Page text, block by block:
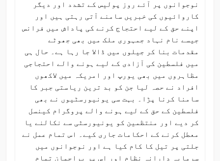
نوجوانوں پر آئے روز پولیس کے تشدد اور دیگر
کاروائیوں کی خبریں سامنے آتی رہتی ہیں اور
اپنے حق کے لیے احتجاج کرنے کی پاداش میں فرانس
جیسے نام نہاد جمہوری ملک میں بھی جھوٹے
مقدمات بنا کر جیلوں میں ڈالا جا رہا ہے۔ حال ہی
میں فلسطین کی آزادی کے لیے ہونے والے احتجاجی
مظاہروں میں بھی یورپ اور امریکہ میں لاکھوں
افراد نے حصہ لیا جن کو بد ترین ریاستی جبر کا
سامنا کرنا پڑا۔ بہت سی یونیورسٹیوں نے بھی
فلسطین کے حق کے لیے ہونے والے پروگرام کینسل
کر دیے اور منتظمین کو یونیورسٹی سے نکالنے یا
معطل کرنے کے احکامات جاری کیے۔ اس تمام عمل نے
جلتی پر تیل کا کام کیا ہے اور نوجوانوں میں
سرمایہ دارانہ نظام اور اس پر براجمان تمام